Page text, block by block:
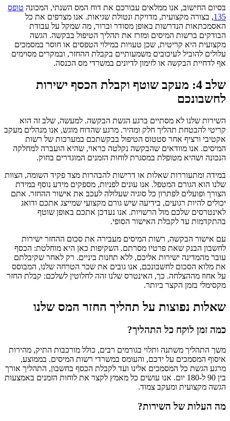
בסיום החישוב, אנו ממלאים עבורכם את דוח המס השנתי, המכונה טופס
135, בצורה מקצועית, מדויקת ונטולת שגיאות. אנו מצרפים את כל
האסמכתאות הנדרשות באופן מסודר וברור, מה שמקל על עבודת
הבודקים ברשות המיסים ומזרז את תהליך הטיפול בבקשה. הגשה
מקצועית היא קריטית, שכן טעויות במילוי הטפסים או חוסר במסמכים
עלולים להוביל לעיכובים משמעותיים בקבלת ההחזר, ובמקרים מסוימים
אף לדחיית הבקשה או לזימון לדיונים במשרדי מס הכנסה.
שלב 4: מעקב שוטף וקבלת הכסף ישירות
לחשבונכם
השירות שלנו לא מסתיים ברגע הגשת הבקשה. למעשה, שלב זה הוא
קריטי להבטחת תהליך חלק ומהיר. מרגע שהדוח מוגש, אנו מנהלים מעקב
אקטיבי ורציף אחר סטטוס הטיפול בבקשתכם במערכות של רשות
המיסים. אנו מוודאים שהבקשה נקלטה כראוי, שהיא הועברה למחלקה
הנכונה ושהיא מטופלת במסגרת לוחות הזמנים המוגדרים בחוק.
במידה ומתעוררות שאלות או דרישות להבהרות מצד פקיד השומה, הצוות
שלנו הוא הגורם המטפל. אנו עונים לפניות, מספקים מידע נוסף במידת
הצורך ופועלים לפתרון כל סוגיה שעלולה לעכב את אישור ההחזר. אתם
יכולים להיות רגועים, בידיעה שיש גורם מקצועי שמייצג אתכם ודואג
לאינטרסים שלכם מול הרשויות. אנו נעדכן אתכם באופן שוטף
בהתקדמות עד לקבלת האישור הסופי.
עם אישור הבקשה, רשות המיסים מעבירה את סכום ההחזר ישירות
לחשבון הבנק שאת פרטיו מסרתם. השקיפות כאן היא מוחלטת: הכסף
עובר מהמדינה ישירות אליכם, ללא תחנות ביניים. רק לאחר שקיבלתם
את מלוא הסכום לחשבונכם, אנו גובים את שכר הטרחה שלנו, המבוסס
על אחוז מההצלחה. כך, האינטרס שלנו זהה לחלוטין לשלכם: קבלת החזר
מקסימלי בזמן הקצר ביותר.
שאלות נפוצות על תהליך החזר המס שלנו
כמה זמן לוקח כל התהליך?
משך התהליך משתנה ותלוי בגורמים רבים, כולל מורכבות התיק, מהירות
איסוף המסמכים על ידכם, והעומס במשרדי רשות המיסים. בממוצע,
מרגע הגשת כל המסמכים אלינו ועד לקבלת הכסף בחשבון, התהליך אורך
בין 90 ל-180 יום. אנו עושים כל מאמץ לקצר את לוחות הזמנים באמצעות
הגשה מקצועית ומעקב צמוד.
מה העלות של השירות?